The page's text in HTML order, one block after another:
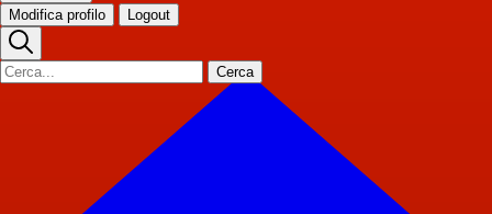
Modifica profilo Logout
Cerca